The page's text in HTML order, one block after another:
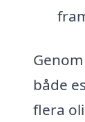
både
flera